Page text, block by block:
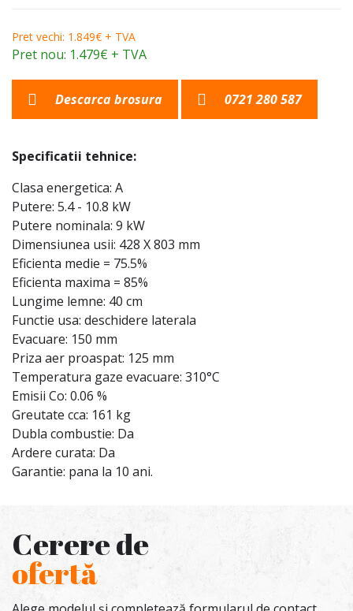
Pret vechi: 1.849€ + TVA
Pret nou: 1.479€ + TVA
Descarca brosura 0721 280 587
Specificatii tehnice:
Clasa energetica: A
Putere: 5.4 - 10.8 kW
Putere nominala: 9 kW
Dimensiunea usii: 428 X 803 mm
Eficienta medie = 75.5%
Eficienta maxima = 85%
Lungime lemne: 40 cm
Functie usa: deschidere laterala
Evacuare: 150 mm
Priza aer proaspat: 125 mm
Temperatura gaze evacuare: 310°C
Emisii Co: 0.06 %
Greutate cca: 161 kg
Dubla combustie: Da
Ardere curata: Da
Garantie: pana la 10 ani.
Cerere de
ofertă